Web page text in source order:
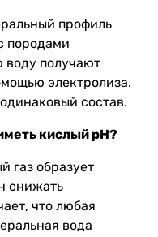
профиль
породами
воду получают
электролиза.
состав.
кислый pH?
газ образует
снижать
что любая
вода